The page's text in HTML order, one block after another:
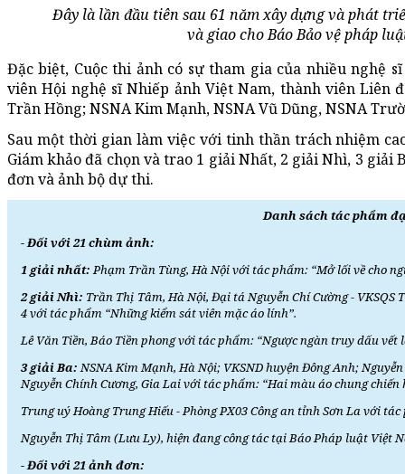
Đây là lần đầu tiên sau 61 năm xây dựng và phát
và giao cho Báo Bảo vệ pháp
Đặc biệt, Cuộc thi ảnh có sự tham gia của nhiều nghệ
viên Hội nghệ sĩ Nhiếp ảnh Việt Nam, thành viên Liên
Trần Hồng; NSNA Kim Mạnh, NSNA Vũ Dũng, NSNA
Sau một thời gian làm việc với tinh thần trách nhiệm
Giám khảo đã chọn và trao 1 giải Nhất, 2 giải Nhì, 3 giải
đơn và ảnh bộ dự thi.
Danh sách tác phẩm
- Đối với 21 chùm ảnh:
1 giải nhất:Phạm Trần Tùng, Hà Nội với tác phẩm: “Mở lối về cho
2 giải Nhì: Trần Thị Tâm, Hà Nội, Đại tá Nguyễn Chí Cường - VKSQS
4 với tác phẩm “Những kiểm sát viên mặc áo lính”.
Lê Văn Tiền, Báo Tiền phong với tác phẩm: “Ngược ngàn truy dấu vết
3 giải Ba:NSNA Kim Mạnh, Hà Nội; VKSND huyện Đông Anh;
Nguyễn Chính Cương, Gia Lai với tác phẩm: “Hai màu áo chung chiến
Trung uý Hoàng Trung Hiếu - Phòng PX03 Công an tỉnh Sơn La với
Nguyễn Thị Tâm (Lưu Ly), hiện đang công tác tại Báo Pháp luật Việt
- Đối với 21 ảnh đơn: